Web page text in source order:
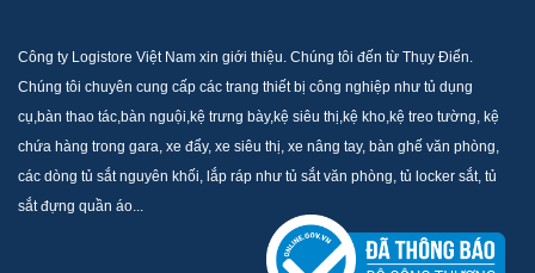
Công ty Logistore Việt Nam xin giới thiệu. Chúng tôi đến từ Thụy Điển.
Chúng tôi chuyên cung cấp các trang thiết bị công nghiệp như tủ dụng
cụ,bàn thao tác,bàn nguội,kệ trưng bày,kệ siêu thị,kệ kho,kệ treo tường, kệ
chứa hàng trong gara, xe đẩy, xe siêu thị, xe nâng tay, bàn ghế văn phòng,
các dòng tủ sắt nguyên khối, lắp ráp như tủ sắt văn phòng, tủ locker sắt, tủ
sắt đựng quần áo...